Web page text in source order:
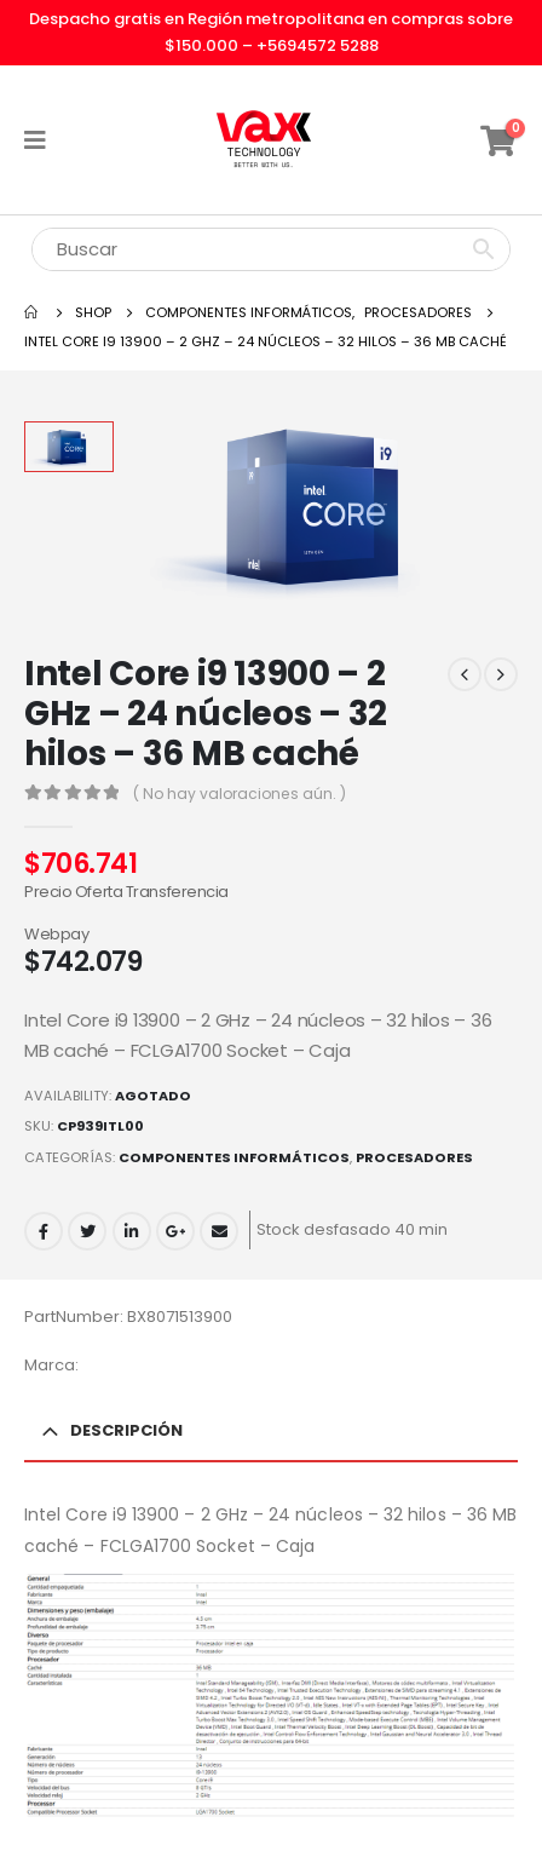
Despacho gratis en Región metropolitana en compras sobre
$150.000 – +5694572 5288
0
SHOP COMPONENTES INFORMÁTICOS, PROCESADORES
INTEL CORE I9 13900 – 2 GHZ – 24 NÚCLEOS – 32 HILOS – 36 MB CACHÉ
Intel Core i9 13900 – 2
GHz – 24 núcleos – 32
hilos – 36 MB caché
( No hay valoraciones aún. )
$706.741
Precio Oferta Transferencia
$742.079
Webpay
Intel Core i9 13900 – 2 GHz – 24 núcleos – 32 hilos – 36
MB caché – FCLGA1700 Socket – Caja
AVAILABILITY:AGOTADO
SKU: CP939ITL00
CATEGORÍAS: COMPONENTES INFORMÁTICOS, PROCESADORES
Stock desfasado 40 min
PartNumber: BX8071513900
Marca:
DESCRIPCIÓN
Intel Core i9 13900 – 2 GHz – 24 núcleos – 32 hilos – 36 MB
caché – FCLGA1700 Socket – Caja